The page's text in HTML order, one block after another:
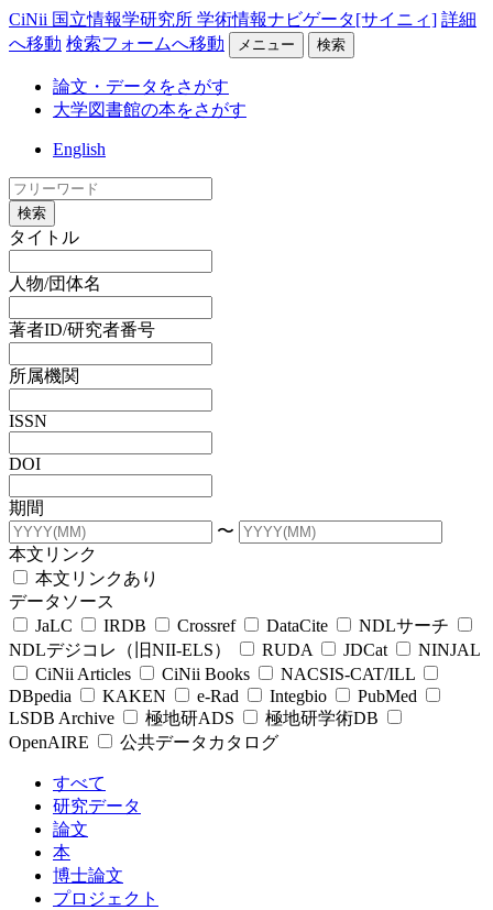
CiNii 国立情報学研究所 学術情報ナビゲータ[サイニィ] 詳細
へ移動 検索フォームへ移動 メニュー 検索
論文・データをさがす
大学図書館の本をさがす
English
検索
タイトル
人物/団体名
著者ID/研究者番号
所属機関
ISSN
DOI
期間
〜
本文リンク
本文リンクあり
データソース
JaLC
IRDB Crossref DataCite
NDLサーチ
NDLデジコレ（旧NII-ELS）
RUDA JDCat
NINJAL
CiNii Articles
CiNii Books
NACSIS-CAT/ILL
DBpedia
KAKEN e-Rad Integbio
PubMed
LSDB Archive
極地研ADS
極地研学術DB
OpenAIRE
公共データカタログ
すべて
研究データ
論文
本
博士論文
プロジェクト